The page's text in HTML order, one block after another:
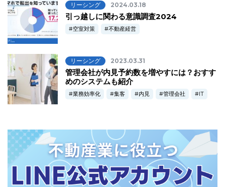
リーシング 2024.03.18
引っ越しに関わる意識調査2024
空室対策 不動産経営
リーシング 2023.03.31
管理会社が内見予約数を増やすには？おすす
めのシステムも紹介
業務効率化 集客 内見 管理会社 IT